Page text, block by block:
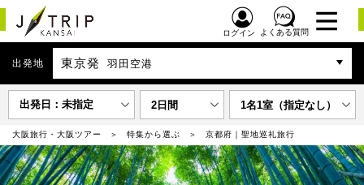
ログイン よくある質問
出発地 東京発 羽田空港
出発日：未指定 2日間 1名1室（指定なし）
大阪旅行・大阪ツアー 特集から選ぶ 京都府｜聖地巡礼旅行